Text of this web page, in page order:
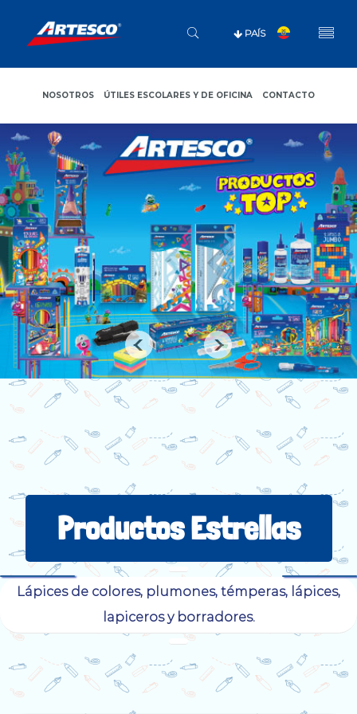
PAÍS
NOSOTROS ÚTILES ESCOLARES Y DE OFICINA CONTACTO
Productos Estrellas
Lápices de colores, plumones, témperas, lápices,
lapiceros y borradores.